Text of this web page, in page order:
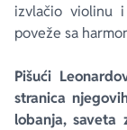
izvlačio violinu
poveže sa
Pišući
stranica
lobanja,